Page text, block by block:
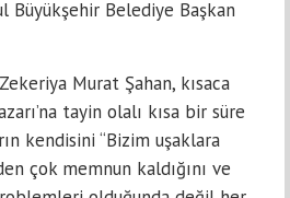
Büyükşehir Belediye Başkan
Murat Şahan, kısaca
tayin olalı kısa bir süre
kendisini “Bizim uşaklara
çok memnun kaldığını ve